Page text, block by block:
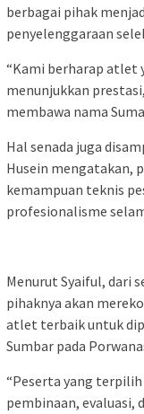
berbagai pihak
penyelenggaraan
‎“Kami berharap atlet
menunjukkan
membawa nama
Hal senada juga
Husein mengatakan,
kemampuan teknis
profesionalisme
‎Menurut Syaiful, dari
pihaknya akan
atlet terbaik untuk
Sumbar pada
‎“Peserta yang
pembinaan, evaluasi,